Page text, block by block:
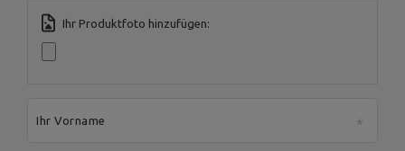
Ihr Produktfoto hinzufügen:
Ihr Vorname